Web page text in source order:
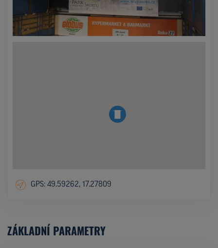
GPS: 49.59262, 17.27809
ZÁKLADNÍ PARAMETRY